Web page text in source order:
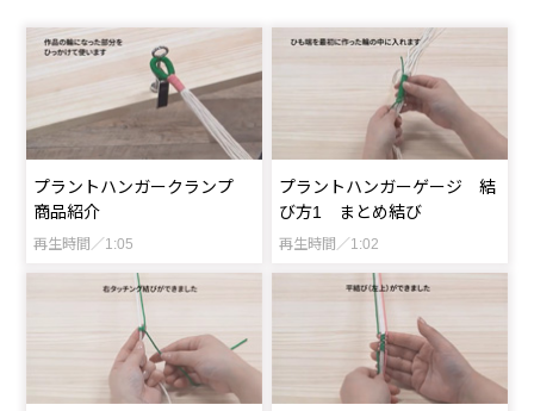
プラントハンガークランプ
商品紹介
再生時間／1:05
プラントハンガーゲージ 結
び方1 まとめ結び
再生時間／1:02